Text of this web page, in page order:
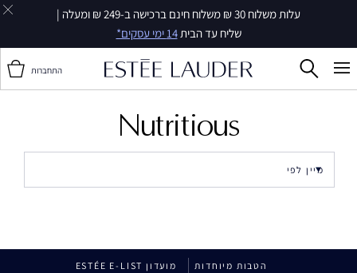
עלות משלוח 30 ₪ משלוח חינם ברכישה ב-249 ₪ ומעלה |
שליח עד הבית14 ימי עסקים*
התחברות
Nutritious
הטבות מיוחדות מועדון ESTÉE E-LIST